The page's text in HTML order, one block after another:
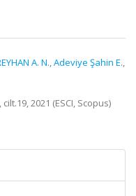
A. N.,Adeviye Şahin E.,
2021 (ESCI, Scopus)